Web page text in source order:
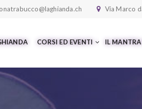
Via Marco
CORSI ED EVENTI IL